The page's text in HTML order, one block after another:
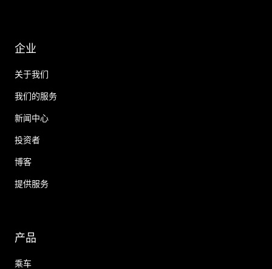
企业
关于我们
我们的服务
新闻中心
投资者
博客
提供服务
产品
乘车